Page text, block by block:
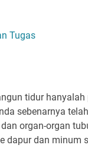
Tugas
tidur
sebenarnya
organ-organ
dapur dan minum